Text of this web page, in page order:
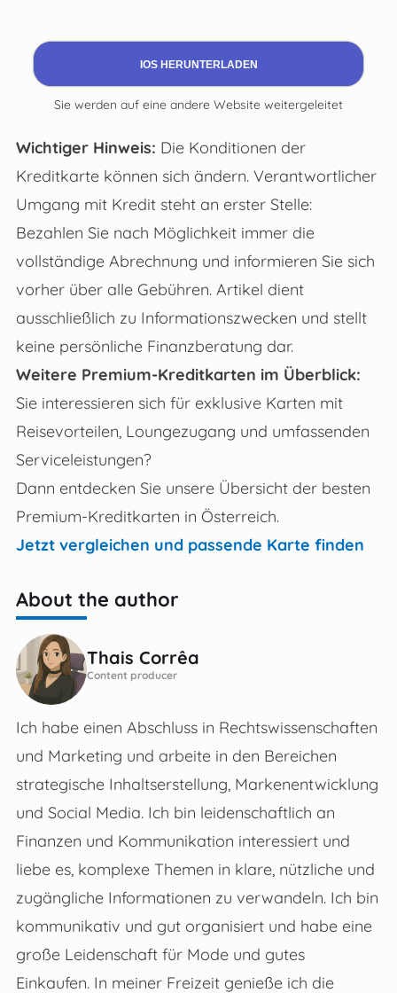
IOS HERUNTERLADEN
Sie werden auf eine andere Website weitergeleitet
Wichtiger Hinweis: Die Konditionen der
Kreditkarte können sich ändern. Verantwortlicher
Umgang mit Kredit steht an erster Stelle:
Bezahlen Sie nach Möglichkeit immer die
vollständige Abrechnung und informieren Sie sich
vorher über alle Gebühren. Artikel dient
ausschließlich zu Informationszwecken und stellt
keine persönliche Finanzberatung dar.
Weitere Premium-Kreditkarten im Überblick:
Sie interessieren sich für exklusive Karten mit
Reisevorteilen, Loungezugang und umfassenden
Serviceleistungen?
Dann entdecken Sie unsere Übersicht der besten
Premium-Kreditkarten in Österreich.
Jetzt vergleichen und passende Karte finden
About the author
Thais Corrêa
Content producer
Ich habe einen Abschluss in Rechtswissenschaften
und Marketing und arbeite in den Bereichen
strategische Inhaltserstellung, Markenentwicklung
und Social Media. Ich bin leidenschaftlich an
Finanzen und Kommunikation interessiert und
liebe es, komplexe Themen in klare, nützliche und
zugängliche Informationen zu verwandeln. Ich bin
kommunikativ und gut organisiert und habe eine
große Leidenschaft für Mode und gutes
Einkaufen. In meiner Freizeit genieße ich die